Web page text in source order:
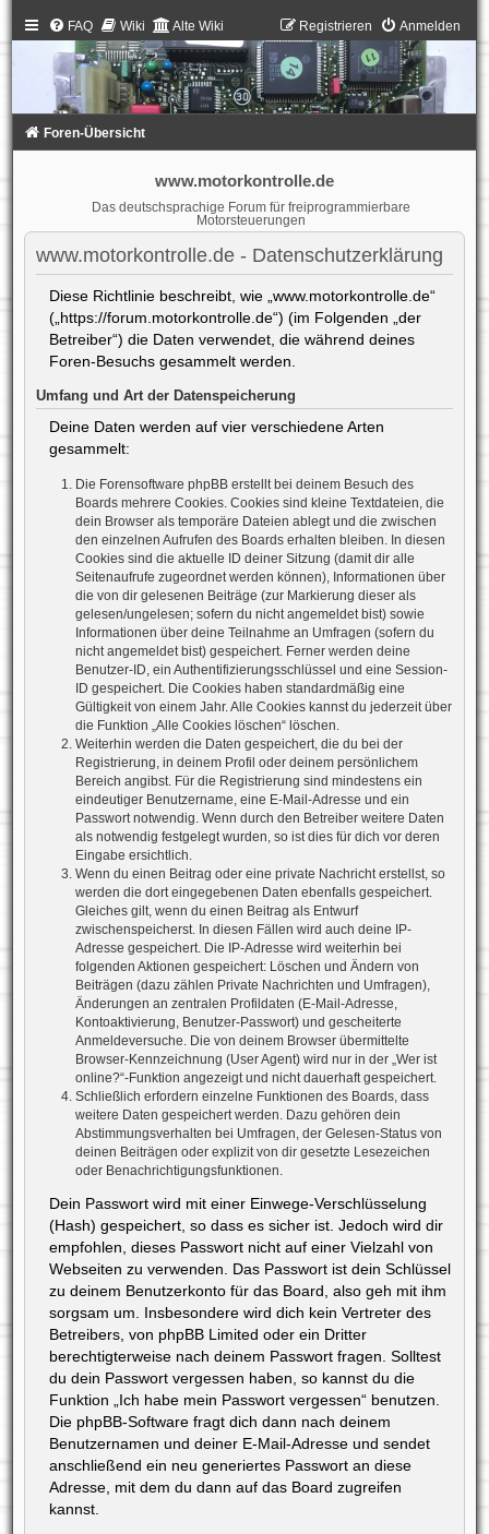
FAQ Wiki Alte Wiki Anmelden
Registrieren
Foren-Übersicht
www.motorkontrolle.de
Das deutschsprachige Forum für freiprogrammierbare
Motorsteuerungen
www.motorkontrolle.de - Datenschutzerklärung
Diese Richtlinie beschreibt, wie „www.motorkontrolle.de“
(„https://forum.motorkontrolle.de“) (im Folgenden „der
Betreiber“) die Daten verwendet, die während deines
Foren-Besuchs gesammelt werden.
Umfang und Art der Datenspeicherung
Deine Daten werden auf vier verschiedene Arten
gesammelt:
Die Forensoftware phpBB erstellt bei deinem Besuch des
Boards mehrere Cookies. Cookies sind kleine Textdateien, die
dein Browser als temporäre Dateien ablegt und die zwischen
den einzelnen Aufrufen des Boards erhalten bleiben. In diesen
Cookies sind die aktuelle ID deiner Sitzung (damit dir alle
Seitenaufrufe zugeordnet werden können), Informationen über
die von dir gelesenen Beiträge (zur Markierung dieser als
gelesen/ungelesen; sofern du nicht angemeldet bist) sowie
Informationen über deine Teilnahme an Umfragen (sofern du
nicht angemeldet bist) gespeichert. Ferner werden deine
Benutzer-ID, ein Authentifizierungsschlüssel und eine Session-
ID gespeichert. Die Cookies haben standardmäßig eine
Gültigkeit von einem Jahr. Alle Cookies kannst du jederzeit über
die Funktion „Alle Cookies löschen“ löschen.
Weiterhin werden die Daten gespeichert, die du bei der
Registrierung, in deinem Profil oder deinem persönlichem
Bereich angibst. Für die Registrierung sind mindestens ein
eindeutiger Benutzername, eine E-Mail-Adresse und ein
Passwort notwendig. Wenn durch den Betreiber weitere Daten
als notwendig festgelegt wurden, so ist dies für dich vor deren
Eingabe ersichtlich.
Wenn du einen Beitrag oder eine private Nachricht erstellst, so
werden die dort eingegebenen Daten ebenfalls gespeichert.
Gleiches gilt, wenn du einen Beitrag als Entwurf
zwischenspeicherst. In diesen Fällen wird auch deine IP-
Adresse gespeichert. Die IP-Adresse wird weiterhin bei
folgenden Aktionen gespeichert: Löschen und Ändern von
Beiträgen (dazu zählen Private Nachrichten und Umfragen),
Änderungen an zentralen Profildaten (E-Mail-Adresse,
Kontoaktivierung, Benutzer-Passwort) und gescheiterte
Anmeldeversuche. Die von deinem Browser übermittelte
Browser-Kennzeichnung (User Agent) wird nur in der „Wer ist
online?“-Funktion angezeigt und nicht dauerhaft gespeichert.
Schließlich erfordern einzelne Funktionen des Boards, dass
weitere Daten gespeichert werden. Dazu gehören dein
Abstimmungsverhalten bei Umfragen, der Gelesen-Status von
deinen Beiträgen oder explizit von dir gesetzte Lesezeichen
oder Benachrichtigungsfunktionen.
Dein Passwort wird mit einer Einwege-Verschlüsselung
(Hash) gespeichert, so dass es sicher ist. Jedoch wird dir
empfohlen, dieses Passwort nicht auf einer Vielzahl von
Webseiten zu verwenden. Das Passwort ist dein Schlüssel
zu deinem Benutzerkonto für das Board, also geh mit ihm
sorgsam um. Insbesondere wird dich kein Vertreter des
Betreibers, von phpBB Limited oder ein Dritter
berechtigterweise nach deinem Passwort fragen. Solltest
du dein Passwort vergessen haben, so kannst du die
Funktion „Ich habe mein Passwort vergessen“ benutzen.
Die phpBB-Software fragt dich dann nach deinem
Benutzernamen und deiner E-Mail-Adresse und sendet
anschließend ein neu generiertes Passwort an diese
Adresse, mit dem du dann auf das Board zugreifen
kannst.